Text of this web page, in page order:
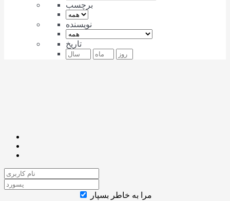
برچسب
نویسنده
تاریخ
مرا به خاطر بسپار